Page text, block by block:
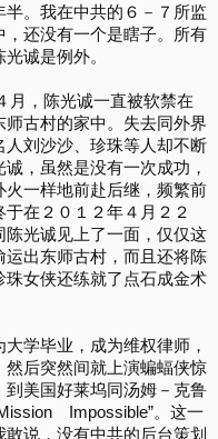
。我在中共的６－７所监
还没有一个是瞎子。所有
诚是例外。
月，陈光诚一直被软禁在
古村的家中。失去同外界
刘沙沙、珍珠等人却不断
，虽然是没有一次成功，
一样地前赴后继，频繁前
在２０１２年４月２２
陈光诚见上了一面，仅仅这
出东师古村，而且还将陈
女侠还练就了点石成金术
学毕业，成为维权律师，
后突然间就上演蝙蝠侠惊
美国好莱坞同汤姆－克鲁
Impossible”。这一
说，没有中共的后台策划